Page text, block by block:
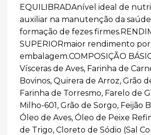
EQUILIBRADAnível ideal de
auxiliar na manutenção da
formação de fezes
SUPERIORmaior rendimento por
embalagem.COMPOSIÇÃO
Vísceras de Aves, Farinha de
Bovinos, Quirera de Arroz, Grão
Farinha de Torresmo, Farelo de
Milho-601, Grão de Sorgo, Feijão
Óleo de Aves, Óleo de Peixe
de Trigo, Cloreto de Sódio (Sal